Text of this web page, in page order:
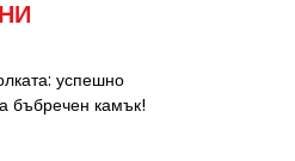
успешно
бъбречен камък!